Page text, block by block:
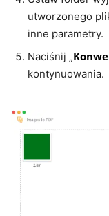
utworzonego
inne parametry.
Naciśnij „
kontynuowania.